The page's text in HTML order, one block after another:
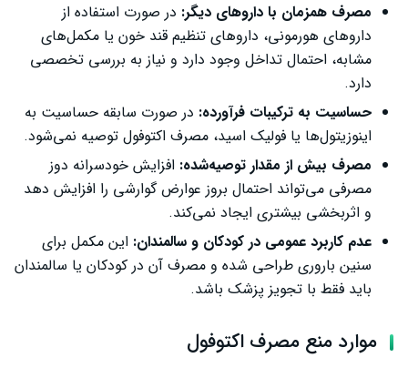
مصرف همزمان با داروهای دیگر: در صورت استفاده از
داروهای هورمونی، داروهای تنظیم قند خون یا مکمل‌های
مشابه، احتمال تداخل وجود دارد و نیاز به بررسی تخصصی
دارد.
حساسیت به ترکیبات فرآورده: در صورت سابقه حساسیت به
اینوزیتول‌ها یا فولیک اسید، مصرف اکتوفول توصیه نمی‌شود.
مصرف بیش از مقدار توصیه‌شده: افزایش خودسرانه دوز
مصرفی می‌تواند احتمال بروز عوارض گوارشی را افزایش دهد
و اثربخشی بیشتری ایجاد نمی‌کند.
عدم کاربرد عمومی در کودکان و سالمندان: این مکمل برای
سنین باروری طراحی شده و مصرف آن در کودکان یا سالمندان
باید فقط با تجویز پزشک باشد.
موارد منع مصرف اکتوفول